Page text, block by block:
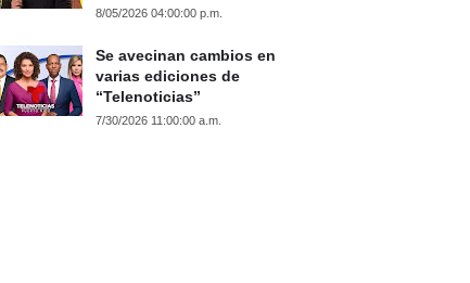
8/05/2026 04:00:00 p.m.
Se avecinan cambios en
varias ediciones de
“Telenoticias”
7/30/2026 11:00:00 a.m.